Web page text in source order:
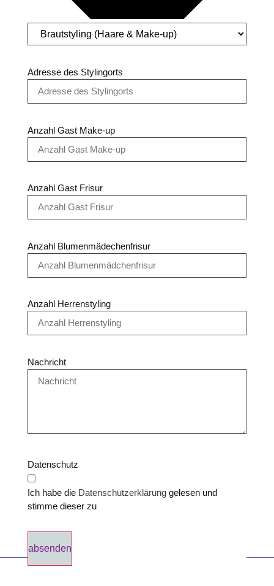
Adresse des Stylingorts
Anzahl Gast Make-up
Anzahl Gast Frisur
Anzahl Blumenmädechenfrisur
Anzahl Herrenstyling
Nachricht
Datenschutz
Ich habe die Datenschutzerklärunggelesen und
stimme dieser zu
absenden